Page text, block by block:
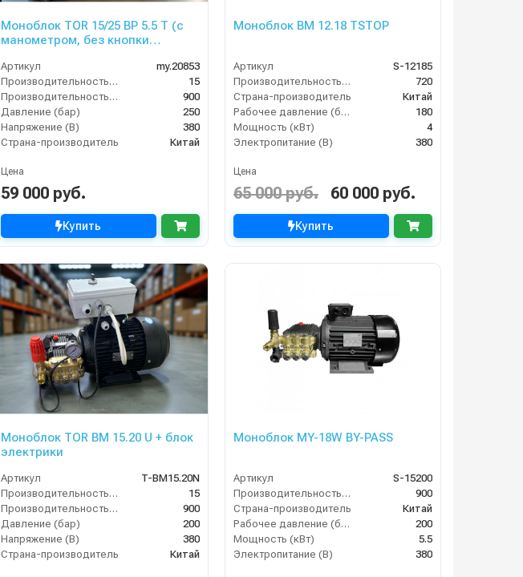
Моноблок TOR 15/25 BP 5.5 T (с
манометром, без кнопки
Артикул
my.20853
Производительность (л/мин)
15
Производительность (л/ч)
900
Давление (бар)
250
Напряжение (В)
380
Страна-производитель
Китай
Цена
59 000 руб.
Купить
Моноблок BM 12.18 TSTOP
Артикул
S-12185
Производительность (л/ч)
720
Страна-производитель
Китай
Рабочее давление (бар)
180
Мощность (кВт)
4
Электропитание (В)
380
Цена
65 000 руб. 60 000 руб.
Купить
Моноблок TOR BM 15.20 U + блок
электрики
Артикул
T-BM15.20N
Производительность (л/мин)
15
Производительность (л/ч)
900
Давление (бар)
200
Напряжение (В)
380
Страна-производитель
Китай
Моноблок MY-18W BY-PASS
Артикул
S-15200
Производительность (л/ч)
900
Страна-производитель
Китай
Рабочее давление (бар)
200
Мощность (кВт)
5.5
Электропитание (В)
380